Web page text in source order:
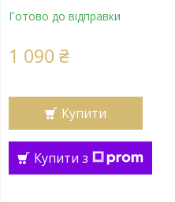
Готово до відправки
1 090 ₴
Купити
Купити з